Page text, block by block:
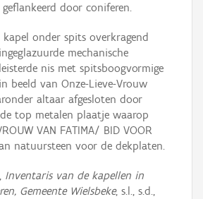
door coniferen.
kapel onder spits overkragend
mechanische
nis met spitsboogvormige
beeld van Onze-Lieve-Vrouw
altaar afgesloten door
top metalen plaatje waarop
VAN FATIMA/ BID VOOR
natuursteen voor de dekplaten.
Inventaris van de kapellen in
Gemeente Wielsbeke, s.l., s.d.,